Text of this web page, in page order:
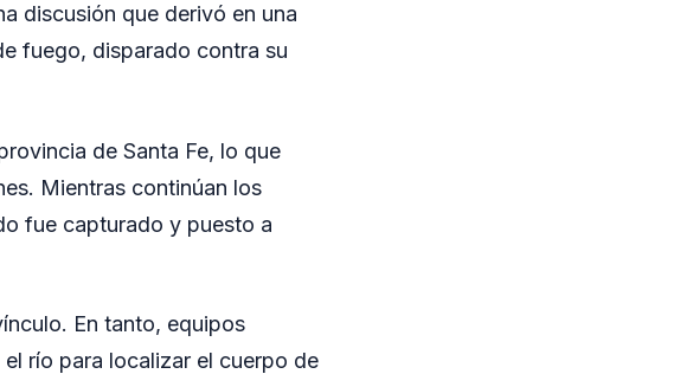
discusión que derivó en una
fuego, disparado contra su
de Santa Fe, lo que
Mientras continúan los
fue capturado y puesto a
En tanto, equipos
río para localizar el cuerpo de